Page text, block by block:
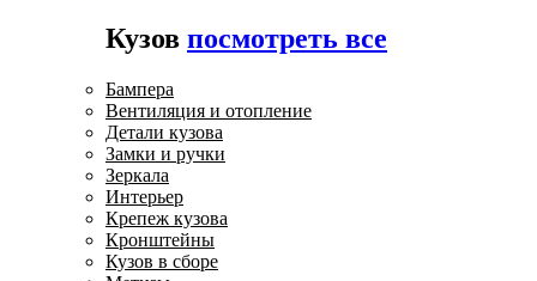
Кузов посмотреть все
Бампера
Вентиляция и отопление
Детали кузова
Замки и ручки
Зеркала
Интерьер
Крепеж кузова
Кронштейны
Кузов в сборе